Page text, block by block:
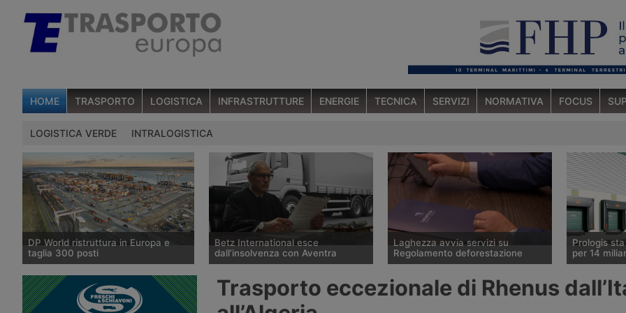
HOME TRASPORTO LOGISTICA INFRASTRUTTURE ENERGIE TECNICA SERVIZI NORMATIVA FOCUS
LOGISTICA VERDE INTRALOGISTICA
DP World ristruttura in Europa e
taglia 300 posti
DP World conferma trecento esuberi
nelle attività europee dopo l’uscita di
tre dirigenti senior, mentre Londra e
Betz International esce
dall’insolvenza con Aventra
storico spedizioniere tedesco Betz
International, in procedura
Laghezza avvia servizi su
Regolamento deforestazione
deforestazione Eudr entrerà in
Prologis
per 14
operatore
Trasporto eccezionale di Rhenus